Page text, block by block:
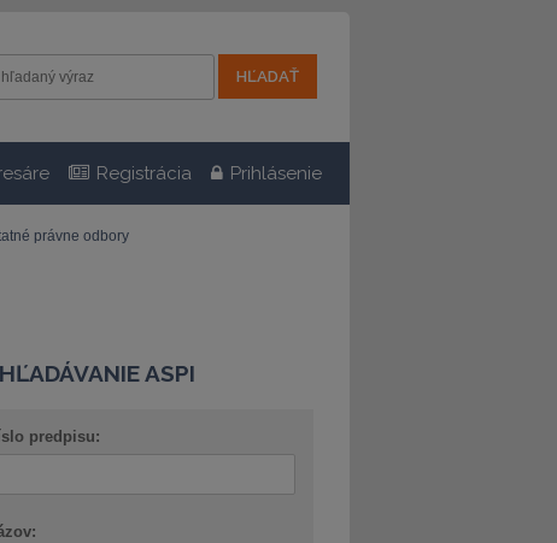
Registrácia Prihlásenie
právne odbory
ASPI
predpisu: